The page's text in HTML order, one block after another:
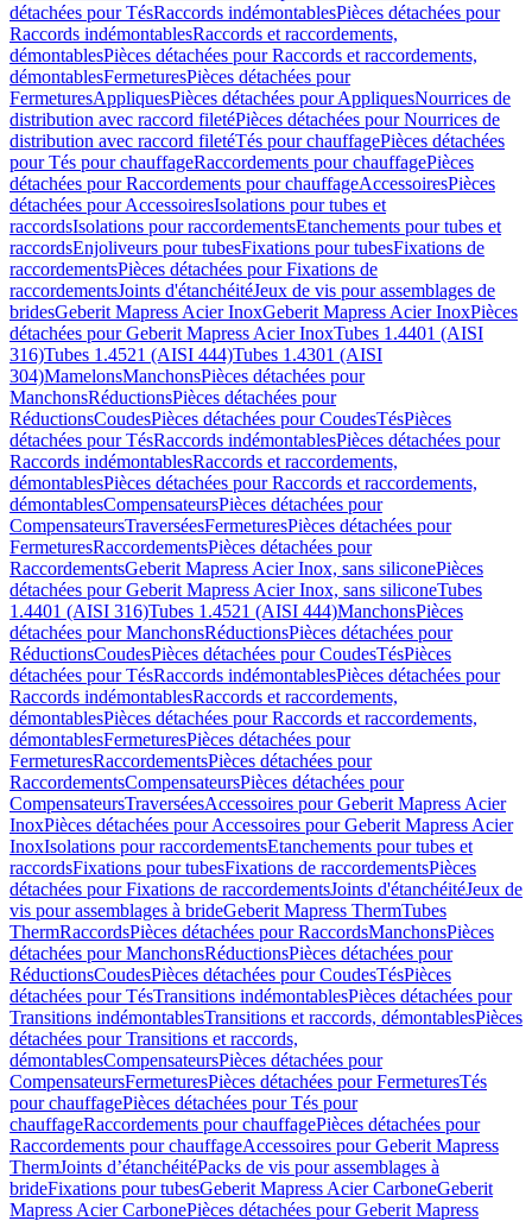
détachées pour TésRaccords indémontablesPièces détachées pour
Raccords indémontablesRaccords et raccordements,
démontablesPièces détachées pour Raccords et raccordements,
démontablesFermeturesPièces détachées pour
FermeturesAppliquesPièces détachées pour AppliquesNourrices de
distribution avec raccord filetéPièces détachées pour Nourrices de
distribution avec raccord filetéTés pour chauffagePièces détachées
pour Tés pour chauffageRaccordements pour chauffagePièces
détachées pour Raccordements pour chauffageAccessoiresPièces
détachées pour AccessoiresIsolations pour tubes et
raccordsIsolations pour raccordementsEtanchements pour tubes et
raccordsEnjoliveurs pour tubesFixations pour tubesFixations de
raccordementsPièces détachées pour Fixations de
raccordementsJoints d'étanchéitéJeux de vis pour assemblages de
bridesGeberit Mapress Acier InoxGeberit Mapress Acier InoxPièces
détachées pour Geberit Mapress Acier InoxTubes 1.4401 (AISI
316)Tubes 1.4521 (AISI 444)Tubes 1.4301 (AISI
304)MamelonsManchonsPièces détachées pour
ManchonsRéductionsPièces détachées pour
RéductionsCoudesPièces détachées pour CoudesTésPièces
détachées pour TésRaccords indémontablesPièces détachées pour
Raccords indémontablesRaccords et raccordements,
démontablesPièces détachées pour Raccords et raccordements,
démontablesCompensateursPièces détachées pour
CompensateursTraverséesFermeturesPièces détachées pour
FermeturesRaccordementsPièces détachées pour
RaccordementsGeberit Mapress Acier Inox, sans siliconePièces
détachées pour Geberit Mapress Acier Inox, sans siliconeTubes
1.4401 (AISI 316)Tubes 1.4521 (AISI 444)ManchonsPièces
détachées pour ManchonsRéductionsPièces détachées pour
RéductionsCoudesPièces détachées pour CoudesTésPièces
détachées pour TésRaccords indémontablesPièces détachées pour
Raccords indémontablesRaccords et raccordements,
démontablesPièces détachées pour Raccords et raccordements,
démontablesFermeturesPièces détachées pour
FermeturesRaccordementsPièces détachées pour
RaccordementsCompensateursPièces détachées pour
CompensateursTraverséesAccessoires pour Geberit Mapress Acier
InoxPièces détachées pour Accessoires pour Geberit Mapress Acier
InoxIsolations pour raccordementsEtanchements pour tubes et
raccordsFixations pour tubesFixations de raccordementsPièces
détachées pour Fixations de raccordementsJoints d'étanchéitéJeux de
vis pour assemblages à brideGeberit Mapress ThermTubes
ThermRaccordsPièces détachées pour RaccordsManchonsPièces
détachées pour ManchonsRéductionsPièces détachées pour
RéductionsCoudesPièces détachées pour CoudesTésPièces
détachées pour TésTransitions indémontablesPièces détachées pour
Transitions indémontablesTransitions et raccords, démontablesPièces
détachées pour Transitions et raccords,
démontablesCompensateursPièces détachées pour
CompensateursFermeturesPièces détachées pour FermeturesTés
pour chauffagePièces détachées pour Tés pour
chauffageRaccordements pour chauffagePièces détachées pour
Raccordements pour chauffageAccessoires pour Geberit Mapress
ThermJoints d’étanchéitéPacks de vis pour assemblages à
brideFixations pour tubesGeberit Mapress Acier CarboneGeberit
Mapress Acier CarbonePièces détachées pour Geberit Mapress